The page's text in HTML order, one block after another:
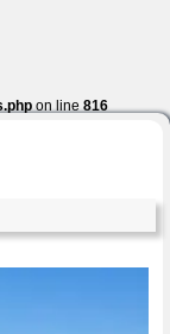
on line816